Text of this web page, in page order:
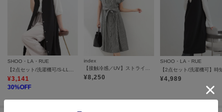
SHOO・LA・RUE
¥3,141
30%OFF
index
¥8,250
SHOO・LA・RUE
¥4,989